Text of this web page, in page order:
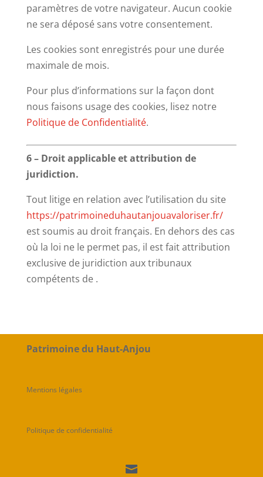
paramètres de votre navigateur. Aucun cookie
ne sera déposé sans votre consentement.
Les cookies sont enregistrés pour une durée
maximale de mois.
Pour plus d’informations sur la façon dont
nous faisons usage des cookies, lisez notre
Politique de Confidentialité.
6 – Droit applicable et attribution de
juridiction.
Tout litige en relation avec l’utilisation du site
https://patrimoineduhautanjouavaloriser.fr/
est soumis au droit français. En dehors des cas
où la loi ne le permet pas, il est fait attribution
exclusive de juridiction aux tribunaux
compétents de .
Patrimoine du Haut-Anjou
Mentions légales
Politique de confidentialité
